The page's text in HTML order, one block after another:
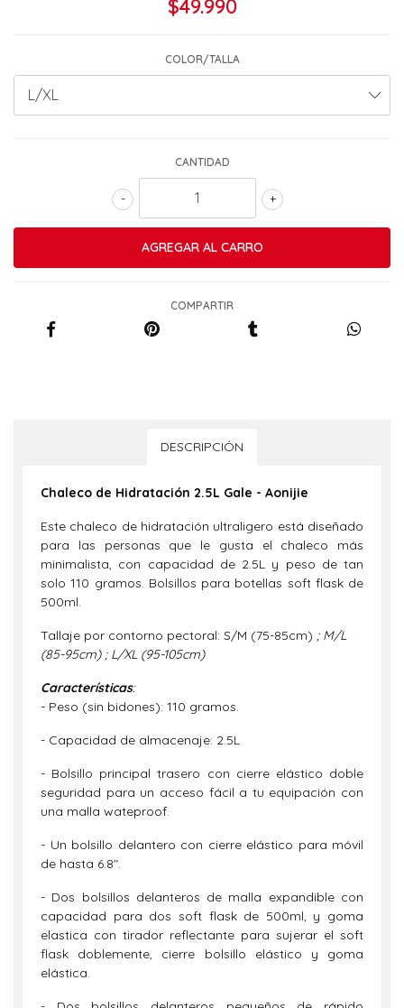
$49.990
COLOR/TALLA
CANTIDAD
+
-
COMPARTIR
DESCRIPCIÓN
Chaleco de Hidratación 2.5L Gale - Aonijie
Este chaleco de hidratación ultraligero está diseñado
para las personas que le gusta el chaleco más
minimalista, con capacidad de 2.5L y peso de tan
solo 110 gramos. Bolsillos para botellas soft flask de
500ml.
Tallaje por contorno pectoral: S/M (75-85cm) ; M/L
(85-95cm) ; L/XL (95-105cm)
Características:
- Peso (sin bidones): 110 gramos.
- Capacidad de almacenaje: 2.5L
- Bolsillo principal trasero con cierre elástico doble
seguridad para un acceso fácil a tu equipación con
una malla wateproof.
- Un bolsillo delantero con cierre elástico para móvil
de hasta 6.8".
- Dos bolsillos delanteros de malla expandible con
capacidad para dos soft flask de 500ml, y goma
elastica con tirador reflectante para sujerar el soft
flask doblemente, cierre bolsillo elástico y goma
elástica.